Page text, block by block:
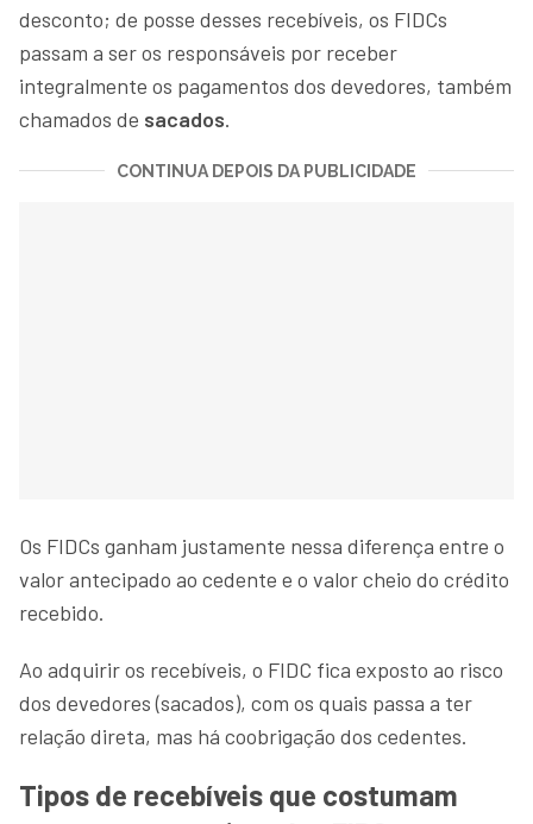
desconto; de posse desses recebíveis, os FIDCs
passam a ser os responsáveis por receber
integralmente os pagamentos dos devedores, também
chamados de sacados.
CONTINUA DEPOIS DA PUBLICIDADE
Os FIDCs ganham justamente nessa diferença entre o
valor antecipado ao cedente e o valor cheio do crédito
recebido.
Ao adquirir os recebíveis, o FIDC fica exposto ao risco
dos devedores (sacados), com os quais passa a ter
relação direta, mas há coobrigação dos cedentes.
Tipos de recebíveis que costumam